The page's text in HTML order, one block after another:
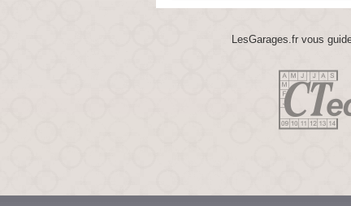
LesGarages.fr vous